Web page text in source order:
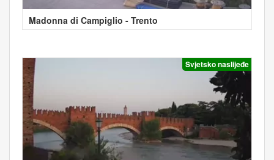
Madonna di Campiglio - Trento
Svjetsko naslijeđe